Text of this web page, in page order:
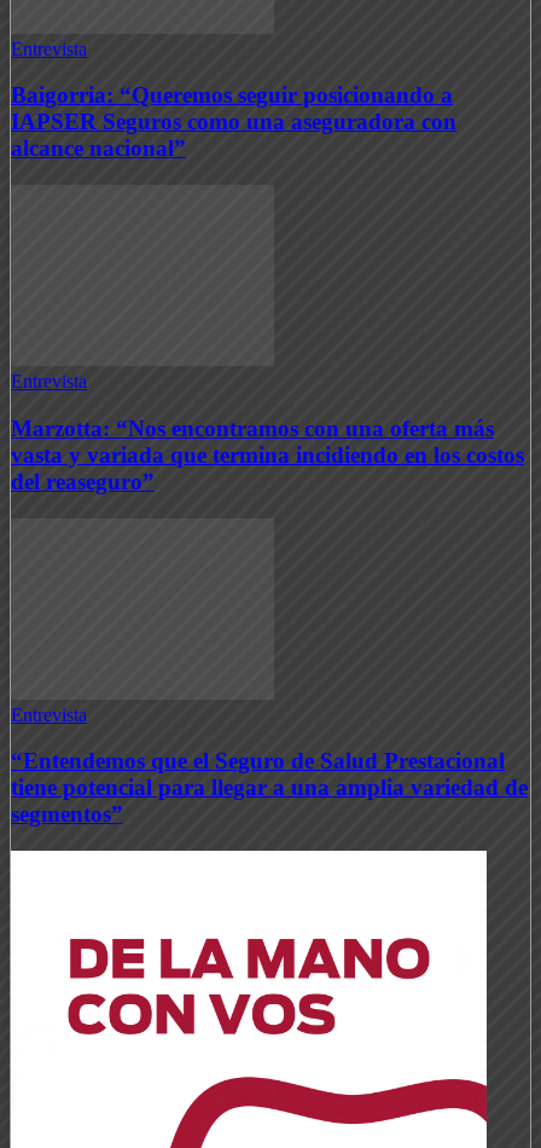
Entrevista
Baigorria: “Queremos seguir posicionando a
IAPSER Seguros como una aseguradora con
alcance nacional”
Entrevista
Marzotta: “Nos encontramos con una oferta más
vasta y variada que termina incidiendo en los costos
del reaseguro”
Entrevista
“Entendemos que el Seguro de Salud Prestacional
tiene potencial para llegar a una amplia variedad de
segmentos”